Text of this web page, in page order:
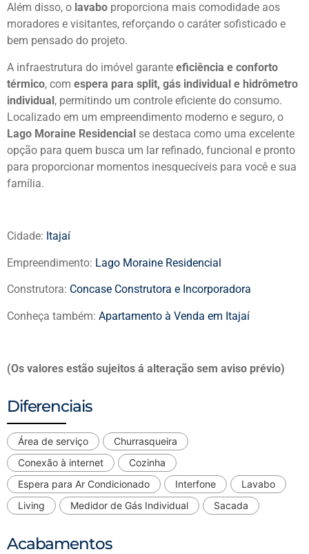
Além disso, o lavabo proporciona mais comodidade aos
moradores e visitantes, reforçando o caráter sofisticado e
bem pensado do projeto.
A infraestrutura do imóvel garante eficiência e conforto
térmico, com espera para split, gás individual e hidrômetro
individual, permitindo um controle eficiente do consumo.
Localizado em um empreendimento moderno e seguro, o
Lago Moraine Residencial se destaca como uma excelente
opção para quem busca um lar refinado, funcional e pronto
para proporcionar momentos inesquecíveis para você e sua
família.
Cidade: Itajaí
Empreendimento: Lago Moraine Residencial
Construtora: Concase Construtora e Incorporadora
Conheça também: Apartamento à Venda em Itajaí
(Os valores estão sujeitos á alteração sem aviso prévio)
Diferenciais
Área de serviço
Churrasqueira
Conexão à internet
Cozinha
Espera para Ar Condicionado
Interfone
Lavabo
Living
Medidor de Gás Individual Sacada
Acabamentos